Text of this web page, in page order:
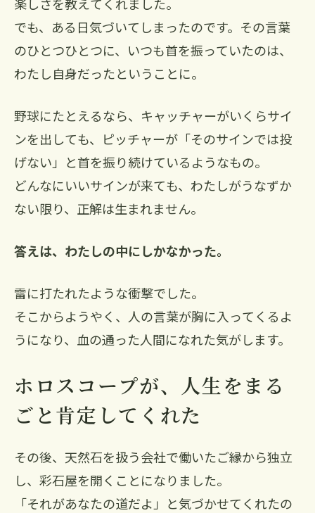
でも、ある日気づいてしまったのです。その言葉
のひとつひとつに、いつも首を振っていたのは、
わたし自身だったということに。
野球にたとえるなら、キャッチャーがいくらサイ
ンを出しても、ピッチャーが「そのサインでは投
げない」と首を振り続けているようなもの。
どんなにいいサインが来ても、わたしがうなずか
ない限り、正解は生まれません。
答えは、わたしの中にしかなかった。
雷に打たれたような衝撃でした。
そこからようやく、人の言葉が胸に入ってくるよ
うになり、血の通った人間になれた気がします。
ホロスコープが、人生をまる
ごと肯定してくれた
その後、天然石を扱う会社で働いたご縁から独立
し、彩石屋を開くことになりました。
「それがあなたの道だよ」と気づかせてくれたの